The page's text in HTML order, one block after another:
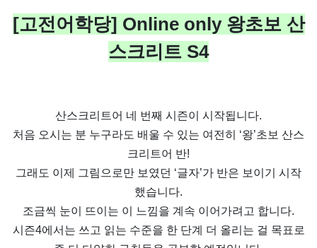
[고전어학당] Online only 왕초보 산
스크리트 S4
산스크리트어 네 번째 시즌이 시작됩니다.
처음 오시는 분 누구라도 배울 수 있는 여전히 ‘왕’초보 산스
크리트어 반!
그래도 이제 그림으로만 보였던 ‘글자’가 반은 보이기 시작
했습니다.
조금씩 눈이 뜨이는 이 느낌을 계속 이어가려고 합니다.
시즌4에서는 쓰고 읽는 수준을 한 단계 더 올리는 걸 목표로